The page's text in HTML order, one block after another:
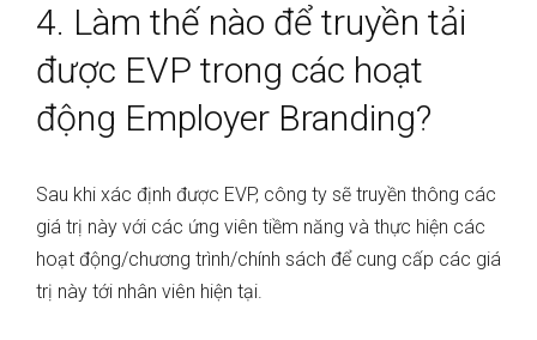
4. Làm thế nào để truyền tải
được EVP trong các hoạt
động Employer Branding?
Sau khi xác định được EVP, công ty sẽ truyền thông các
giá trị này với các ứng viên tiềm năng và thực hiện các
hoạt động/chương trình/chính sách để cung cấp các giá
trị này tới nhân viên hiện tại.